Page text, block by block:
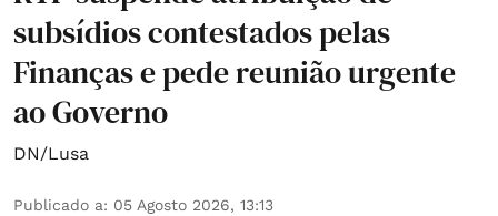
subsídios contestados pelas
Finanças e pede reunião urgente
ao Governo
DN/Lusa
Publicado a: 05 Agosto 2026, 13:13